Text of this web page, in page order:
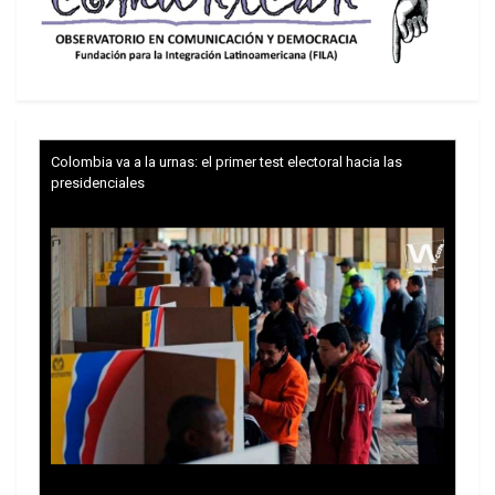
se conozca el informe de mercado de
cambios del BCRA del mes de abril 2026.
extraordinaria con elcarry trade, tras la
devaluación del 12 de diciembre de 2023, y
para que sea siempre menor a la tasa de
interés en pesos, hace que, con un dólar
oficial a 1.418 pesos como cerró el viernes
15 de mayo de 2026, la Argentina sea muy
cara para la inversión física (sea minera,
hidrocarburífera, agropecuaria, etc.), tal
como se lo dijeron los empresarios al
ministro Caputo y equipo en la llamada
Semana Argentina en Nueva York, del 9 al 11
Colombia va a la urnas: el primer test electoral hacia las
presidenciales